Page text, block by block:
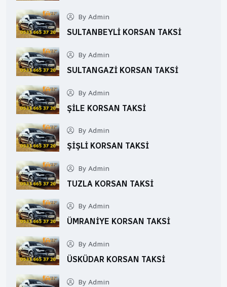
By Admin
SULTANBEYLI KORSAN TAKSI
By Admin
SULTANGAZI KORSAN TAKSI
By Admin
ŞILE KORSAN TAKSI
By Admin
ŞIŞLI KORSAN TAKSI
By Admin
TUZLA KORSAN TAKSI
By Admin
ÜMRANIYE KORSAN TAKSI
By Admin
ÜSKÜDAR KORSAN TAKSI
By Admin